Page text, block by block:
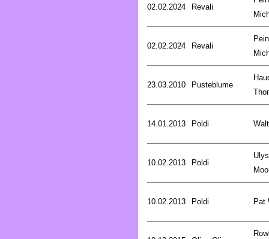
02.02.2024 Revali
02.02.2024 Revali
23.03.2010 Pusteblume
14.01.2013 Poldi
10.02.2013 Poldi
10.02.2013 Poldi Pat